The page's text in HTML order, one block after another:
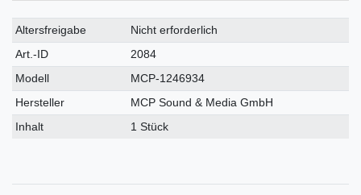
Technisches
Merkmal
Wert
Altersfreigabe
Nicht erforderlich
Art.-ID
2084
Modell
MCP-1246934
Hersteller
MCP Sound & Media GmbH
Inhalt
1 Stück